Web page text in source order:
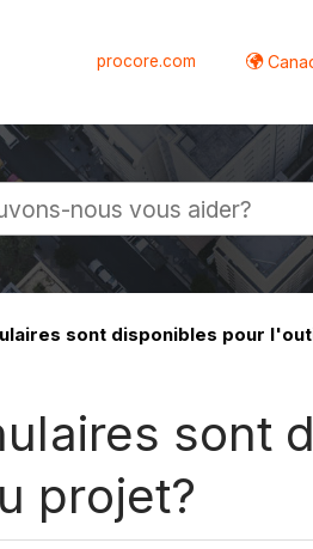
procore.com
sont disponibles pour
sont
projet?